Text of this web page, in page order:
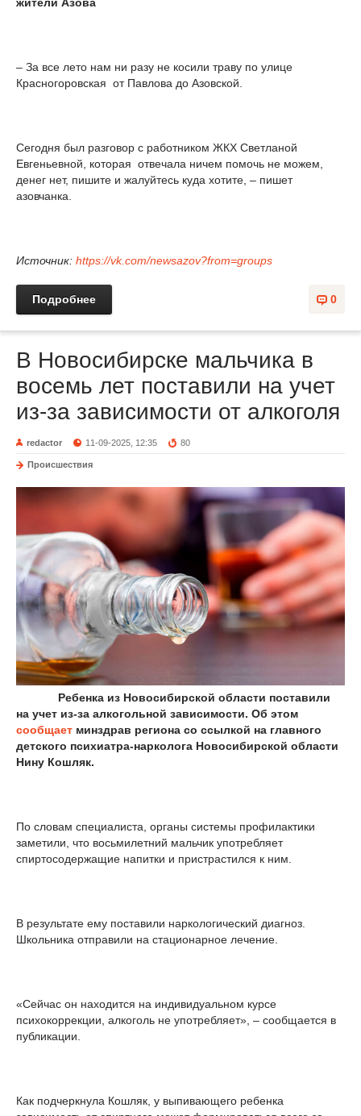
– За все лето нам ни разу не косили траву по улице
Красногоровская от Павлова до Азовской.
Сегодня был разговор с работником ЖКХ Светланой
Евгеньевной, которая отвечала ничем помочь не можем,
денег нет, пишите и жалуйтесь куда хотите, – пишет
азовчанка.
Источник: https://vk.com/newsazov?from=groups
0
Подробнее
В Новосибирске мальчика в
восемь лет поставили на учет
из-за зависимости от алкоголя
redactor 11-09-2025, 12:35 80
Происшествия
Ребенка из Новосибирской области поставили
на учет из-за алкогольной зависимости. Об этом
сообщает минздрав региона со ссылкой на главного
детского психиатра-нарколога Новосибирской области
Нину Кошляк.
По словам специалиста, органы системы профилактики
заметили, что восьмилетний мальчик употребляет
спиртосодержащие напитки и пристрастился к ним.
В результате ему поставили наркологический диагноз.
Школьника отправили на стационарное лечение.
«Сейчас он находится на индивидуальном курсе
психокоррекции, алкоголь не употребляет», – сообщается в
публикации.
Как подчеркнула Кошляк, у выпивающего ребенка